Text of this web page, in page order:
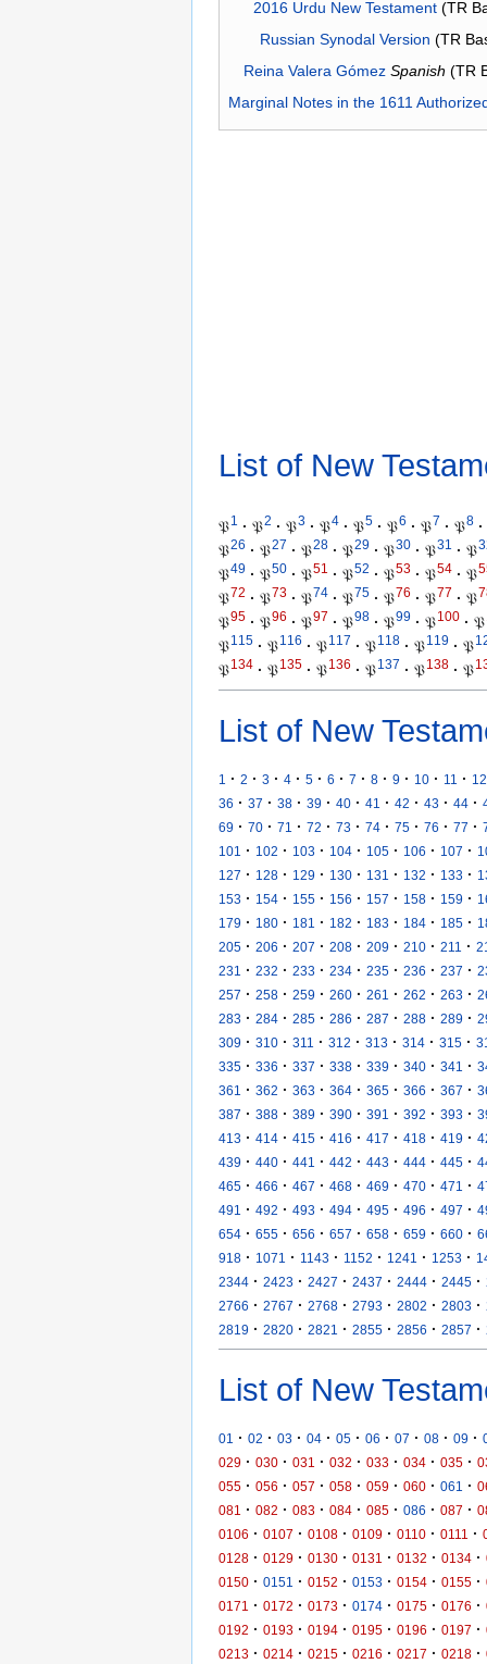
2016 Urdu New Testament(TR
Russian Synodal Version (TR
Reina Valera Gómez Spanish (TR
Marginal Notes in the 1611
List of New
𝔓1 · 𝔓2 · 𝔓3 · 𝔓4 · 𝔓5 · 𝔓6 · 𝔓7 · 𝔓8 ·
𝔓26 · 𝔓27 · 𝔓28 · 𝔓29 · 𝔓30 · 𝔓31 · 𝔓
𝔓49 · 𝔓50 · 𝔓51 · 𝔓52 · 𝔓53 · 𝔓54 · 𝔓
𝔓72 · 𝔓73 · 𝔓74 · 𝔓75 · 𝔓76 · 𝔓77 · 𝔓
𝔓95 · 𝔓96 · 𝔓97 · 𝔓98 · 𝔓99 · 𝔓100 · 𝔓
𝔓115 · 𝔓116 · 𝔓117 · 𝔓118 · 𝔓119 · 𝔓
𝔓134 · 𝔓135 · 𝔓136 · 𝔓137 · 𝔓138 · 𝔓
List of New
1 · 2 · 3 · 4 · 5 · 6 · 7 · 8 · 9 · 10 · 11 · 12
36 · 37 · 38 · 39 · 40 · 41 · 42 · 43 · 44 ·
69 · 70 · 71 · 72 · 73 · 74 · 75 · 76 · 77 ·
101
· 102 · 103 · 104 · 105 · 106 · 107 ·
127 · 128 · 129 · 130 · 131 · 132 · 133 ·
153 · 154 · 155 · 156 · 157 · 158 · 159 ·
179 · 180 · 181 · 182 · 183 · 184 · 185 ·
205 · 206 · 207 · 208 · 209 · 210 · 211 ·
231
· 232 · 233 · 234 · 235 · 236 · 237 ·
257 · 258 · 259 · 260 · 261 · 262 · 263 ·
283 · 284 · 285 · 286 · 287 · 288 · 289 ·
309 · 310 · 311 · 312 · 313 · 314 · 315 ·
335 · 336 · 337 · 338 · 339 · 340 · 341 ·
361
· 362 · 363 · 364 · 365 · 366 · 367 ·
387 · 388 · 389 · 390 · 391 · 392 · 393 ·
413 · 414 · 415 · 416 · 417 · 418 · 419 ·
439 · 440 · 441 · 442 · 443 · 444 · 445 ·
465 · 466 · 467 · 468 · 469 · 470 · 471 ·
491
· 492 · 493 · 494 · 495 · 496 · 497 ·
654 · 655 · 656 · 657 · 658 · 659 · 660 ·
918 · 1071 · 1143 · 1152 · 1241 · 1253 ·
2344 · 2423 · 2427 · 2437 · 2444 · 2445 ·
2766 · 2767 · 2768 · 2793 · 2802 · 2803 ·
2819 · 2820 · 2821 · 2855 · 2856 · 2857 ·
List of New
01 · 02 · 03 · 04 · 05 · 06 · 07 · 08 · 09 ·
029 · 030 · 031 · 032 · 033 · 034 · 035 ·
055 · 056 · 057 · 058 · 059 · 060 · 061 ·
081
· 082 · 083 · 084 · 085 · 086 · 087 ·
0106 · 0107 · 0108 · 0109 · 0110 · 0111 ·
0128 · 0129 · 0130 · 0131 · 0132 · 0134 ·
0150 · 0151 · 0152 · 0153 · 0154 · 0155 ·
0171
· 0172 · 0173 · 0174 · 0175 · 0176 ·
0192 · 0193 · 0194 · 0195 · 0196 · 0197 ·
0213 · 0214 · 0215 · 0216 · 0217 · 0218 ·